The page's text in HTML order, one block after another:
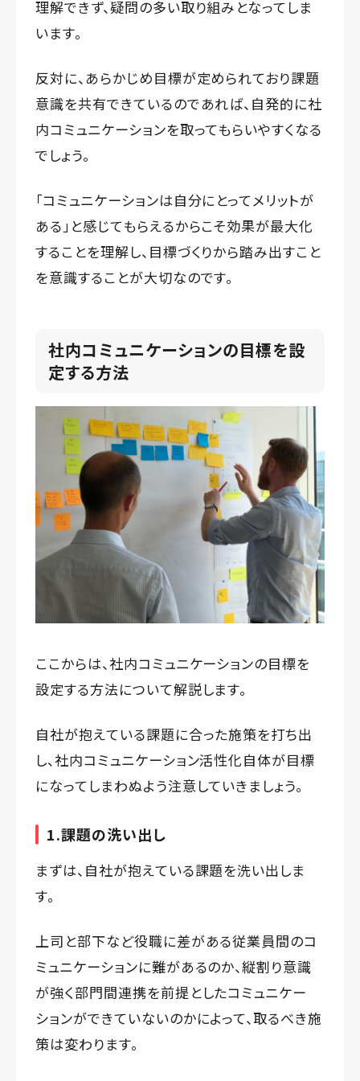
理解できず、疑問の多い取り組みとなってしま
います。
反対に、あらかじめ目標が定められており課題
意識を共有できているのであれば、自発的に社
内コミュニケーションを取ってもらいやすくなる
でしょう。
「コミュニケーションは自分にとってメリットが
ある」と感じてもらえるからこそ効果が最大化
することを理解し、目標づくりから踏み出すこと
を意識することが大切なのです。
社内コミュニケーションの目標を設
定する方法
ここからは、社内コミュニケーションの目標を
設定する方法について解説します。
自社が抱えている課題に合った施策を打ち出
し、社内コミュニケーション活性化自体が目標
になってしまわぬよう注意していきましょう。
1.課題の洗い出し
まずは、自社が抱えている課題を洗い出しま
す。
上司と部下など役職に差がある従業員間のコ
ミュニケーションに難があるのか、縦割り意識
が強く部門間連携を前提としたコミュニケー
ションができていないのかによって、取るべき施
策は変わります。